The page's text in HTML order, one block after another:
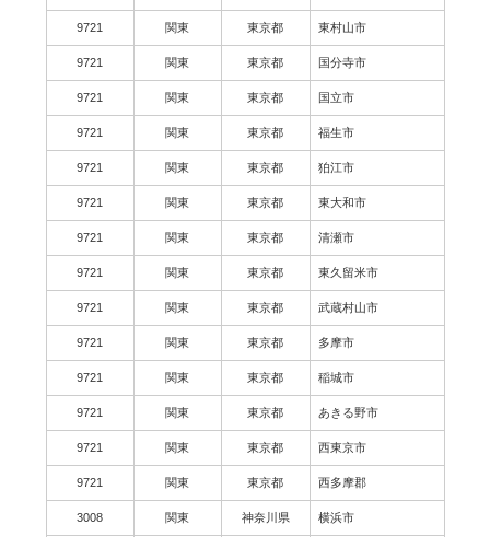
9721 関東 東京都 東村山市
9721 関東 東京都 国分寺市
9721 関東 東京都 国立市
9721 関東 東京都 福生市
9721 関東 東京都 狛江市
9721 関東 東京都 東大和市
9721 関東 東京都 清瀬市
9721 関東 東京都 東久留米市
9721 関東 東京都 武蔵村山市
9721 関東 東京都 多摩市
9721 関東 東京都 稲城市
9721 関東 東京都 あきる野市
9721 関東 東京都 西東京市
9721 関東 東京都 西多摩郡
3008 関東 神奈川県 横浜市